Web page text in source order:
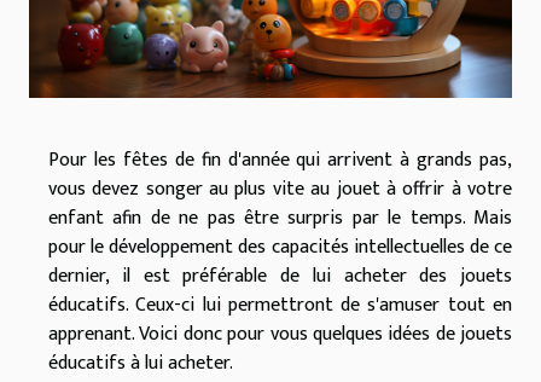
Pour les fêtes de fin d'année qui arrivent à grands pas,
vous devez songer au plus vite au jouet à offrir à votre
enfant afin de ne pas être surpris par le temps. Mais
pour le développement des capacités intellectuelles de ce
dernier, il est préférable de lui acheter des jouets
éducatifs. Ceux-ci lui permettront de s'amuser tout en
apprenant. Voici donc pour vous quelques idées de jouets
éducatifs à lui acheter.